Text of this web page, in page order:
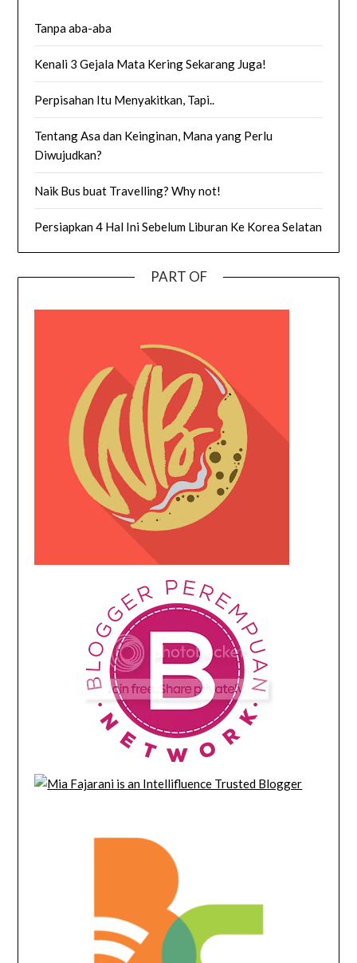
Tanpa aba-aba
Kenali 3 Gejala Mata Kering Sekarang Juga!
Perpisahan Itu Menyakitkan, Tapi..
Tentang Asa dan Keinginan, Mana yang Perlu
Diwujudkan?
Naik Bus buat Travelling? Why not!
Persiapkan 4 Hal Ini Sebelum Liburan Ke Korea Selatan
PART OF